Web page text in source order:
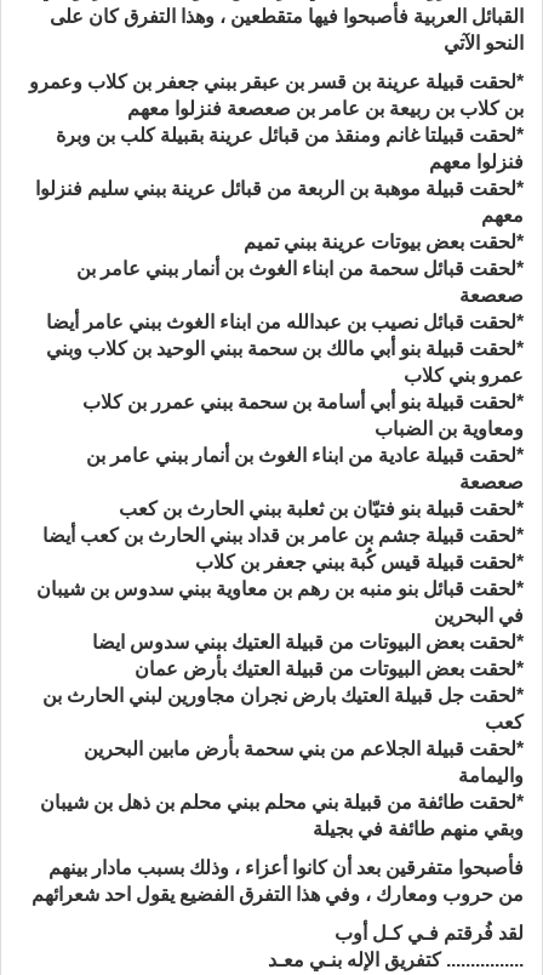
القبائل العربية فأصبحوا فيها متقطعين ، وهذا التفرق كان على
النحو الآتي
*لحقت قبيلة عرينة بن قسر بن عبقر ببني جعفر بن كلاب وعمرو
بن كلاب بن ربيعة بن عامر بن صعصعة فنزلوا معهم
*لحقت قبيلتا غانم ومنقذ من قبائل عرينة بقبيلة كلب بن وبرة
فنزلوا معهم
*لحقت قبيلة موهبة بن الربعة من قبائل عرينة ببني سليم فنزلوا
معهم
*لحقت بعض بيوتات عرينة ببني تميم
*لحقت قبائل سحمة من ابناء الغوث بن أنمار ببني عامر بن
صعصعة
*لحقت قبائل نصيب بن عبدالله من ابناء الغوث ببني عامر أيضا
*لحقت قبيلة بنو أبي مالك بن سحمة ببني الوحيد بن كلاب وبني
عمرو بني كلاب
*لحقت قبيلة بنو أبي أسامة بن سحمة ببني عمرر بن كلاب
ومعاوية بن الضباب
*لحقت قبيلة عادية من ابناء الغوث بن أنمار ببني عامر بن
صعصعة
*لحقت قبيلة بنو فتيّان بن ثعلبة ببني الحارث بن كعب
*لحقت قبيلة جشم بن عامر بن قداد ببني الحارث بن كعب أيضا
*لحقت قبيلة قيس كُبة ببني جعفر بن كلاب
*لحقت قبائل بنو منبه بن رهم بن معاوية ببني سدوس بن شيبان
في البحرين
*لحقت بعض البيوتات من قبيلة العتيك ببني سدوس ايضا
*لحقت بعض البيوتات من قبيلة العتيك بأرض عمان
*لحقت جل قبيلة العتيك بارض نجران مجاورين لبني الحارث بن
كعب
*لحقت قبيلة الجلاعم من بني سحمة بأرض مابين البحرين
واليمامة
*لحقت طائفة من قبيلة بني محلم ببني محلم بن ذهل بن شيبان
وبقي منهم طائفة في بجيلة
فأصبحوا متفرقين بعد أن كانوا أعزاء ، وذلك بسبب مادار بينهم
من حروب ومعارك ، وفي هذا التفرق الفضيع يقول احد شعرائهم
لقد فُرقتم فـي كـل أوب
................ كتفريق الإله بنـي معـد